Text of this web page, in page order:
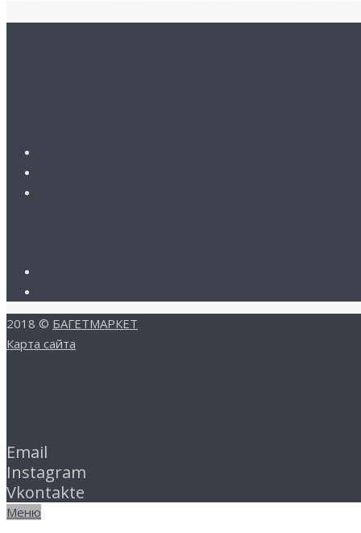
2018 © БАГЕТМАРКЕТ
Карта сайта
Email
Instagram
Vkontakte
Меню